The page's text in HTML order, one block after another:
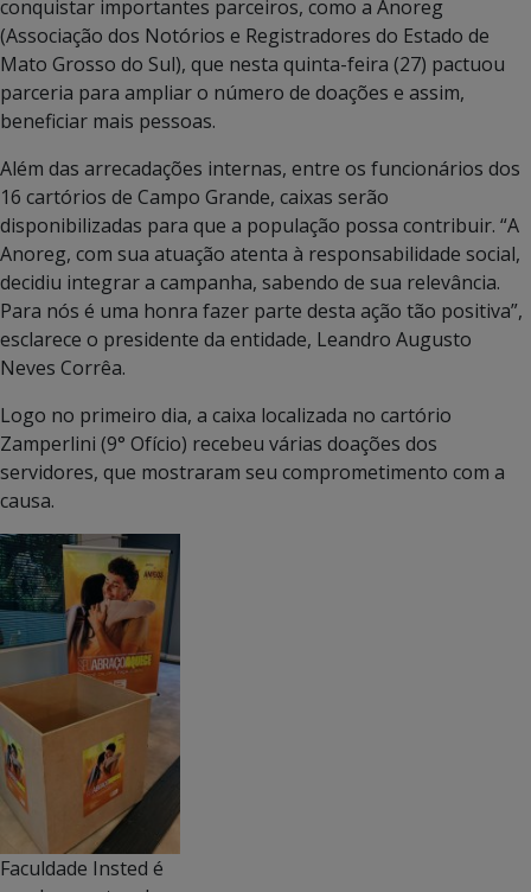
conquistar importantes parceiros, como a Anoreg
(Associação dos Notórios e Registradores do Estado de
Mato Grosso do Sul), que nesta quinta-feira (27) pactuou
parceria para ampliar o número de doações e assim,
beneficiar mais pessoas.
Além das arrecadações internas, entre os funcionários dos
16 cartórios de Campo Grande, caixas serão
disponibilizadas para que a população possa contribuir. “A
Anoreg, com sua atuação atenta à responsabilidade social,
decidiu integrar a campanha, sabendo de sua relevância.
Para nós é uma honra fazer parte desta ação tão positiva”,
esclarece o presidente da entidade, Leandro Augusto
Neves Corrêa.
Logo no primeiro dia, a caixa localizada no cartório
Zamperlini (9° Ofício) recebeu várias doações dos
servidores, que mostraram seu comprometimento com a
causa.
Faculdade Insted é